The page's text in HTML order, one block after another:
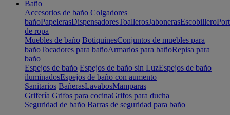
Baño
Accesorios de baño Colgadores
bañoPapelerasDispensadoresToallerosJabonerasEscobillero
de ropa
Muebles de baño BotiquinesConjuntos de muebles para
bañoTocadores para bañoArmarios para bañoRepisa para
baño
Espejos de baño Espejos de baño sin LuzEspejos de baño
iluminadosEspejos de baño con aumento
Sanitarios BañerasLavabosMamparas
Grifería Grifos para cocinaGrifos para ducha
Seguridad de baño Barras de seguridad para baño